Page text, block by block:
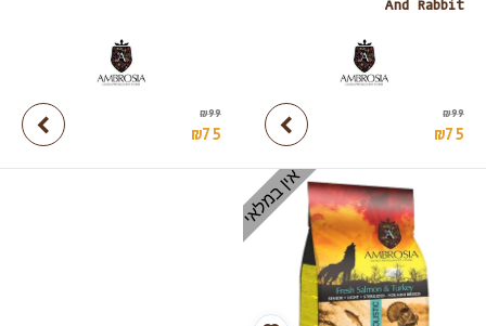
And Rabbit
₪99
₪75
₪99
₪75
אין במלאי